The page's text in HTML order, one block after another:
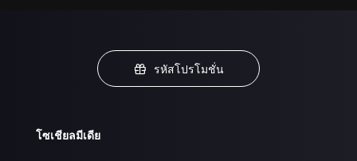
รหัสโปรโมชั่น
โซเชียลมีเดีย